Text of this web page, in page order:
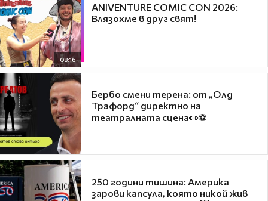
08:16
ANIVENTURE COMIC CON 2026:
Влязохме в друг свят!
Бербо смени терена: от „Олд
Трафорд“ директно на
театралната сцена👀⚽
250 години тишина: Америка
зарови капсула, която никой жив